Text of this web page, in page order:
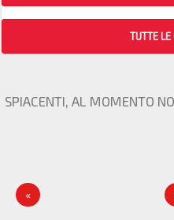
TUTTE LE
SPIACENTI, AL MOMENTO
«